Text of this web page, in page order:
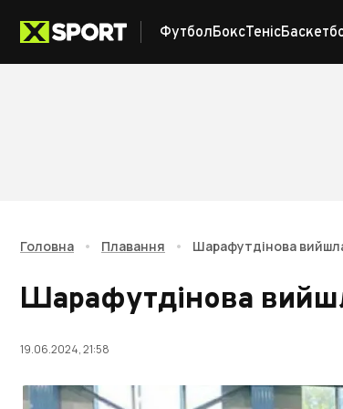
ФутболБоксТеніс
Головна • Плавання • Шарафутдінова
Шарафутдінова
19.06.2024, 21:58